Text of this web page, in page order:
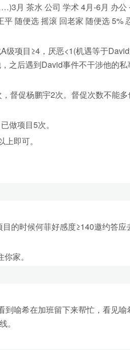
月 茶水 公司 学术 4月-6月 办公
随便选 摇滚 回老家 随便选 5%
项目≥4，厌恶<1(机遇等于
之后遇到David事件不干涉他的私
督促杨鹏宇2次。督促次数不能多
项目5次。
即可。
的时候何菲好感度≥140邀约答应
家。
喻希在加班留下来帮忙，看见喻
。